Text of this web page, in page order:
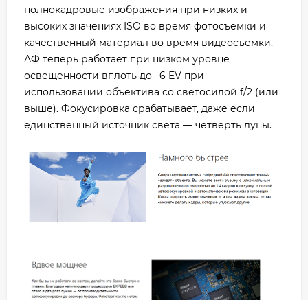
полнокадровые изображения при низких и
высоких значениях ISO во время фотосъемки и
качественный материал во время видеосъемки.
АФ теперь работает при низком уровне
освещенности вплоть до –6 EV при
использовании объектива со светосилой f/2 (или
выше). Фокусировка срабатывает, даже если
единственный источник света — четверть луны.